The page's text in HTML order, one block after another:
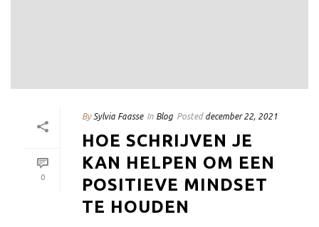
0
By Sylvia Faasse In Blog Posted december 22, 2021
HOE SCHRIJVEN JE
KAN HELPEN OM EEN
POSITIEVE MINDSET
TE HOUDEN